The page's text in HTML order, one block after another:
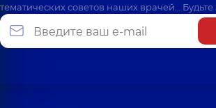
тематических советов наших врачей…